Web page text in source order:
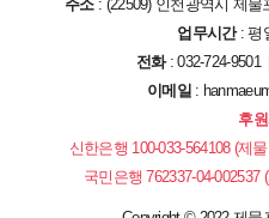
주소: (22509) 인천광역시 제물
업무시간: 평
전화: 032-724-
이메일 :
후
신한은행 100-033-564108 (제
국민은행 762337-04-